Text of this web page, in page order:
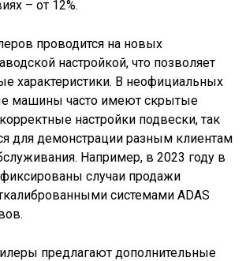
– от 12%.
проводится на новых
настройкой, что позволяет
характеристики. В неофициальных
машины часто имеют скрытые
настройки подвески, так
для демонстрации разным клиентам
Например, в 2023 году в
случаи продажи
системами ADAS
предлагают дополнительные